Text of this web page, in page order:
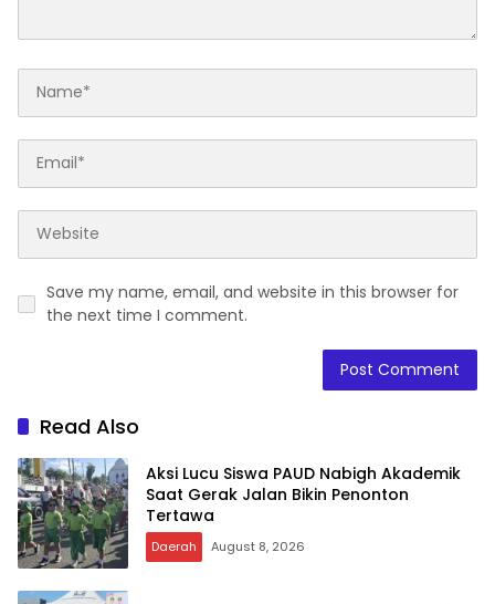
Save my name, email, and website in this browser for
the next time I comment.
Read Also
Aksi Lucu Siswa PAUD Nabigh Akademik
Saat Gerak Jalan Bikin Penonton
Tertawa
Daerah August 8, 2026